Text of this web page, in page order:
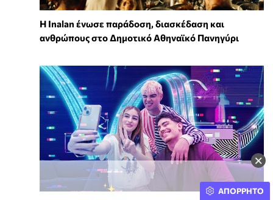
×
Η Inalan ένωσε παράδοση, διασκέδαση και
ανθρώπους στο Δημοτικό Αθηναϊκό Πανηγύρι
ΑΠΟΡΡΗΤΟ